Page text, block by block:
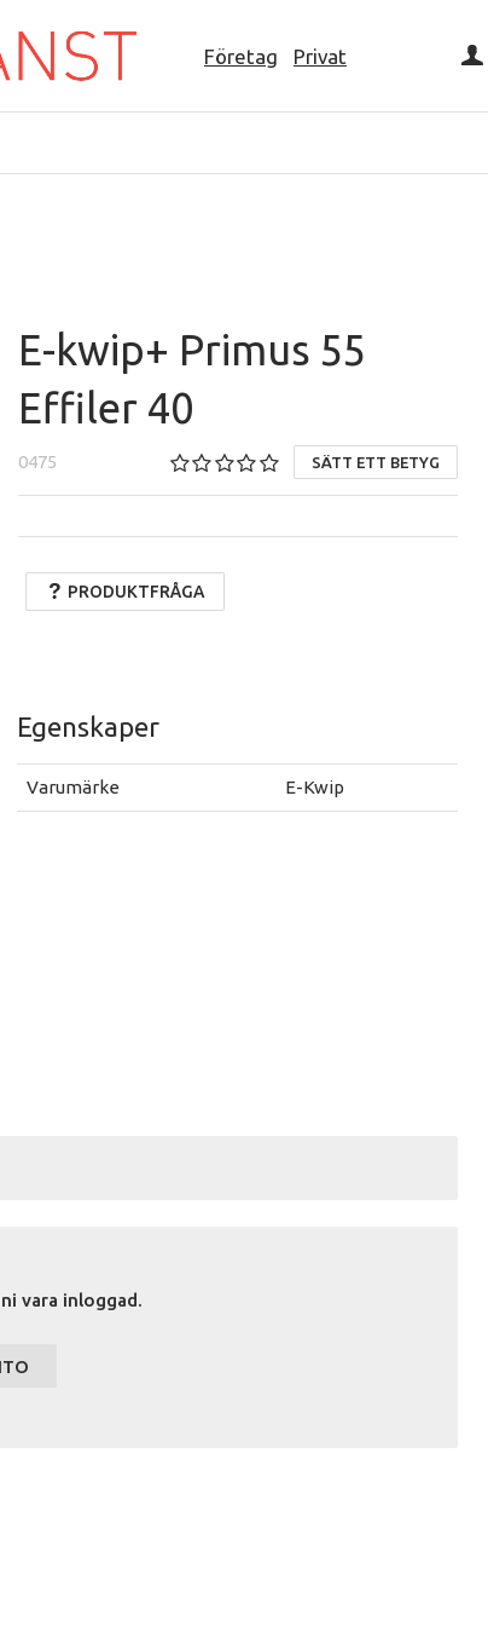
Företag Privat
E-kwip+ Primus 55
Effiler 40
0475 SÄTT ETT BETYG
PRODUKTFRÅGA
Egenskaper
Varumärke E-Kwip
vara inloggad.